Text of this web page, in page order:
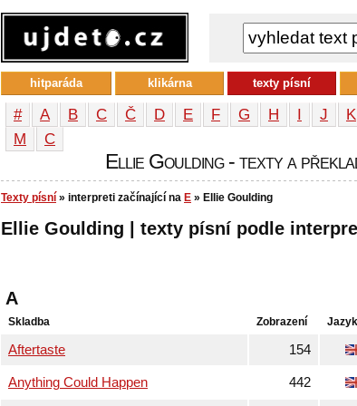
# A B C Č D E F G H I J K
М
С
Ellie Goulding - texty a
Texty písní » interpreti začínající na E » Ellie Goulding
Ellie Goulding | texty písní podle
A
Skladba Zobrazení Jazyk
Aftertaste 154
Anything Could Happen 442
hitparáda klikárna texty písní